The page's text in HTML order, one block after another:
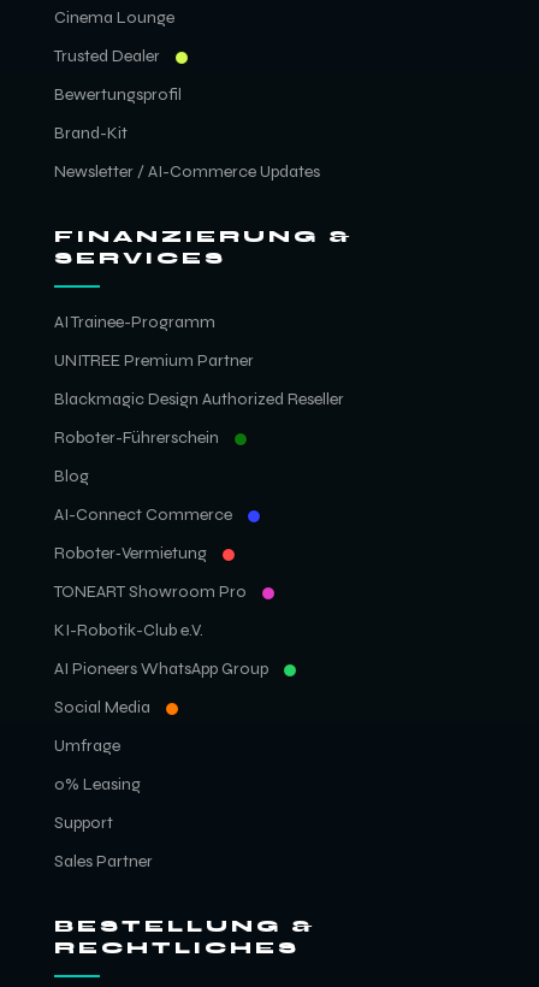
Cinema Lounge
Trusted Dealer
Bewertungsprofil
Brand-Kit
Newsletter / AI-Commerce Updates
FINANZIERUNG &
SERVICES
AI Trainee-Programm
UNITREE Premium Partner
Blackmagic Design Authorized Reseller
Roboter-Führerschein
Blog
AI-Connect Commerce
Roboter‑Vermietung
TONEART Showroom Pro
KI-Robotik-Club e.V.
AI Pioneers WhatsApp Group
Social Media
Umfrage
0% Leasing
Support
Sales Partner
BESTELLUNG &
RECHTLICHES